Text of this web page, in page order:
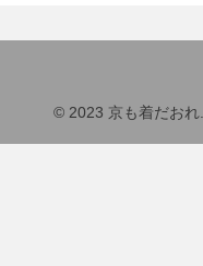
© 2023 京も着だおれ.